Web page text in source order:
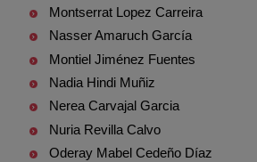
Montserrat Lopez Carreira
Nasser Amaruch García
Montiel Jiménez Fuentes
Nadia Hindi Muñiz
Nerea Carvajal Garcia
Nuria Revilla Calvo
Oderay Mabel Cedeño Díaz